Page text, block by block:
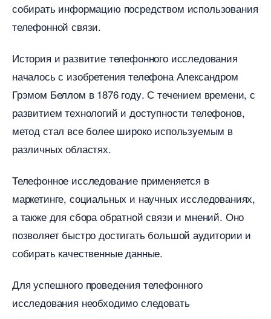
собирать информацию посредством использования
телефонной связи.​
История и развитие телефонного исследования
началось с изобретения телефона Александром
Грэмом Беллом в 1876 году.​ С течением времени, с
развитием технологий и доступности телефонов,
метод стал все более широко используемым
различных областях.​
Телефонное исследование применяется
маркетинге, социальных и научных исследованиях,
а также для сбора обратной связи и мнений.​ Оно
позволяет быстро достигать большой аудитории и
собирать качественные данные.​
Для успешного проведения телефонного
исследования необходимо следовать